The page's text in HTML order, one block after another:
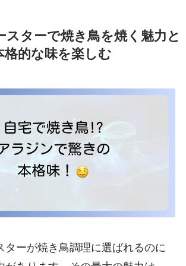
スターで焼き鳥を焼く魅力と
格的な味を楽しむ
ターが焼き鳥調理に選ばれるのに